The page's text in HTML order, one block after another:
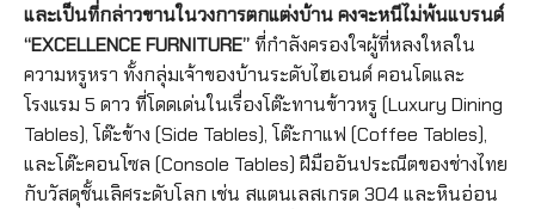
และเป็นที่กล่าวขานในวงการตกแต่งบ้าน คงจะหนีไม่พ้นแบรนด์
“EXCELLENCE FURNITURE”ที่กำลังครองใจผู้ที่หลงใหลใน
ความหรูหรา ทั้งกลุ่มเจ้าของบ้านระดับไฮเอนด์ คอนโดและ
โรงแรม 5 ดาว ที่โดดเด่นในเรื่องโต๊ะทานข้าวหรู (Luxury Dining
Tables), โต๊ะข้าง (Side Tables), โต๊ะกาแฟ (Coffee Tables),
และโต๊ะคอนโซล (Console Tables) ฝีมืออันประณีตของช่างไทย
กับวัสดุชั้นเลิศระดับโลก เช่น สแตนเลสเกรด 304 และหินอ่อน